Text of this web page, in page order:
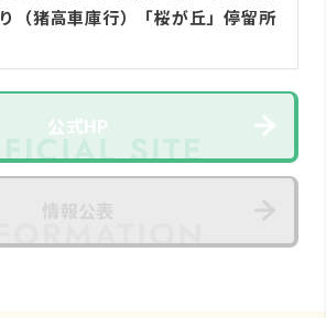
（猪高車庫行）「桜が丘」停留所
公式HP